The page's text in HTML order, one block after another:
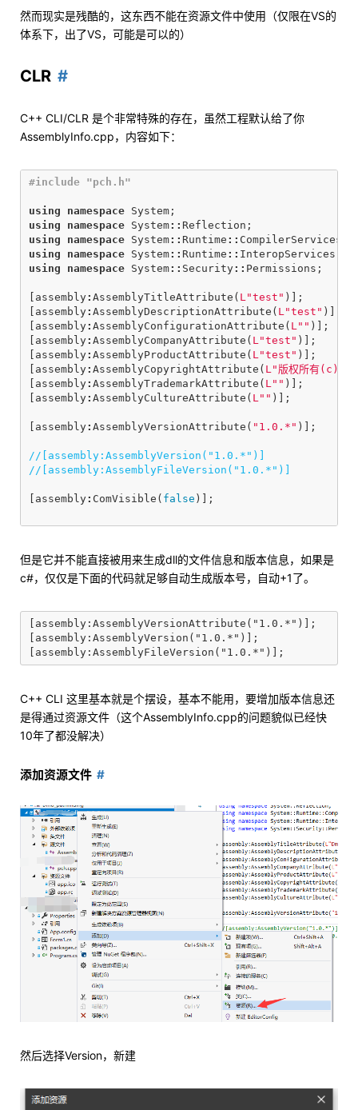
然而现实是残酷的，这东西不能在资源文件中使用（仅限在VS的
体系下，出了VS，可能是可以的）
CLR
C++ CLI/CLR 是个非常特殊的存在，虽然工程默认给了你
AssemblyInfo.cpp，内容如下：
using namespace System ;
using
namespace System:: Reflection ;
using
namespace System:: Runtime :: CompilerServices
using
namespace System:: Runtime :: InteropServices
using
namespace System:: Security:: Permissions ;
assembly: AssemblyTitleAttribute ( L"test" )];
assembly: AssemblyDescriptionAttribute ( L"test" )];
assembly: AssemblyConfigurationAttribute ( L"" )];
assembly: AssemblyCompanyAttribute ( L"test" )];
assembly: AssemblyProductAttribute ( L"test" )];
assembly: AssemblyCopyrightAttribute ( L"版权所有(c)
assembly: AssemblyTrademarkAttribute ( L"" )];
assembly: AssemblyCultureAttribute ( L"" )];
assembly: AssemblyVersionAttribute ( "1.0.*" )];
//[assembly:AssemblyVersion("1.0.*")]
//[assembly:AssemblyFileVersion("1.0.*")]
assembly: ComVisible ( false )];
但是它并不能直接被用来生成dll的文件信息和版本信息，如果是
c#，仅仅是下面的代码就足够自动生成版本号，自动+1了。
[assembly:AssemblyVersionAttribute("1.0.*")];
[assembly:AssemblyVersion("1.0.*")];
C++ CLI 这里基本就是个摆设，基本不能用，要增加版本信息还
是得通过资源文件（这个AssemblyInfo.cpp的问题貌似已经快
10年了都没解决）
添加资源文件
然后选择Version，新建